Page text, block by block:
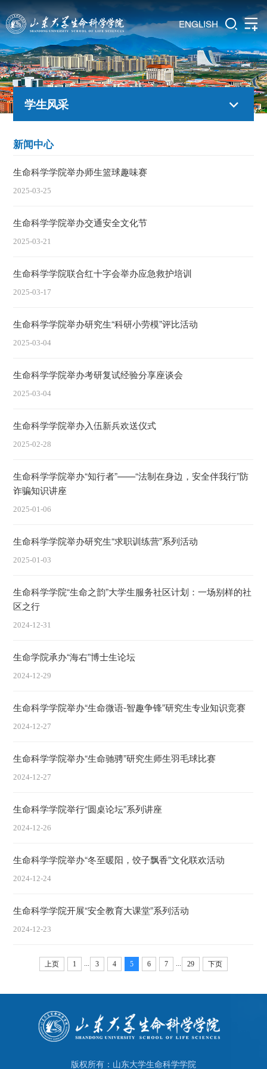
ENGLISH
学生风采
新闻中心
生命科学学院举办师生篮球趣味赛
2025-03-25
生命科学学院举办交通安全文化节
2025-03-21
生命科学学院联合红十字会举办应急救护培训
2025-03-17
生命科学学院举办研究生“科研小劳模”评比活动
2025-03-04
生命科学学院举办考研复试经验分享座谈会
2025-03-04
生命科学学院举办入伍新兵欢送仪式
2025-02-28
生命科学学院举办“知行者”——“法制在身边，安全伴我行”防
诈骗知识讲座
2025-01-06
生命科学学院举办研究生“求职训练营”系列活动
2025-01-03
生命科学学院“生命之韵”大学生服务社区计划：一场别样的社
区之行
2024-12-31
生命学院承办“海右”博士生论坛
2024-12-29
生命科学学院举办“生命微语-智趣争锋”研究生专业知识竞赛
2024-12-27
生命科学学院举办“生命驰骋”研究生师生羽毛球比赛
2024-12-27
生命科学学院举行“圆桌论坛”系列讲座
2024-12-26
生命科学学院举办“冬至暖阳，饺子飘香”文化联欢活动
2024-12-24
生命科学学院开展“安全教育大课堂”系列活动
2024-12-23
上页 1 3 4 5 6 7 29 下页
版权所有：山东大学生命科学学院